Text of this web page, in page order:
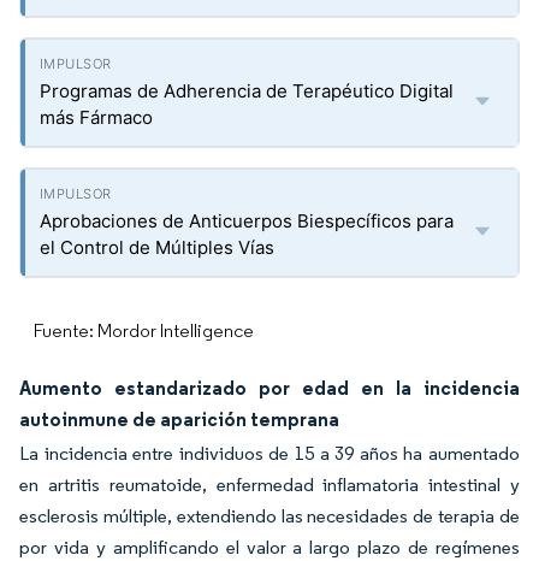
Programas de Adherencia de Terapéutico Digital
más Fármaco
Aprobaciones de Anticuerpos Biespecíficos para
el Control de Múltiples Vías
Fuente: Mordor Intelligence
Aumento estandarizado por edad en la incidencia
autoinmune de aparición temprana
La incidencia entre individuos de 15 a 39 años ha aumentado
en artritis reumatoide, enfermedad inflamatoria intestinal y
esclerosis múltiple, extendiendo las necesidades de terapia de
por vida y amplificando el valor a largo plazo de regímenes